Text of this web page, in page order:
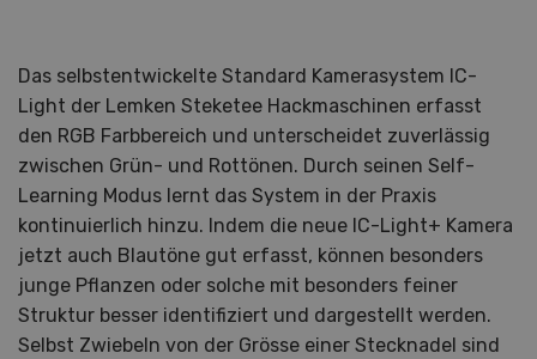
Das selbstentwickelte Standard Kamerasystem IC-
Light der Lemken Steketee Hackmaschinen erfasst
den RGB Farbbereich und unterscheidet zuverlässig
zwischen Grün- und Rottönen. Durch seinen Self-
Learning Modus lernt das System in der Praxis
kontinuierlich hinzu. Indem die neue IC-Light+ Kamera
jetzt auch Blautöne gut erfasst, können besonders
junge Pflanzen oder solche mit besonders feiner
Struktur besser identifiziert und dargestellt werden.
Selbst Zwiebeln von der Grösse einer Stecknadel sind